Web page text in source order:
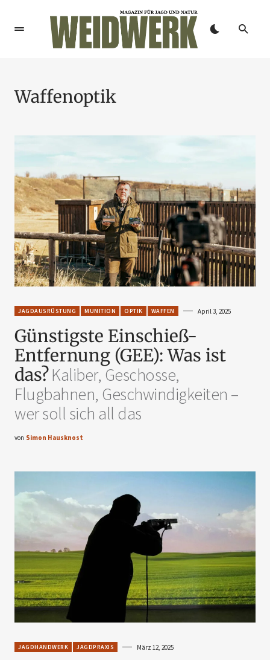
Waffenoptik
JAGDAUSRÜSTUNG MUNITION OPTIK WAFFEN April 3, 2025
Günstigste Einschieß-
Entfernung (GEE): Was ist
das?Kaliber, Geschosse,
Flugbahnen, Geschwindigkeiten –
wer soll sich all das
von Simon Hausknost
JAGDHANDWERK JAGDPRAXIS März 12, 2025